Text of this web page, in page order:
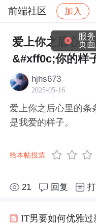
前端社区 加入
社区 前端社区
爱上你之后心里
&#xff0c;你的样
hjhs673
2025-05-16
爱上你之后心里的条
是我爱的样子。
给本帖投票
21 回复
IT男要如何优雅过
服
页